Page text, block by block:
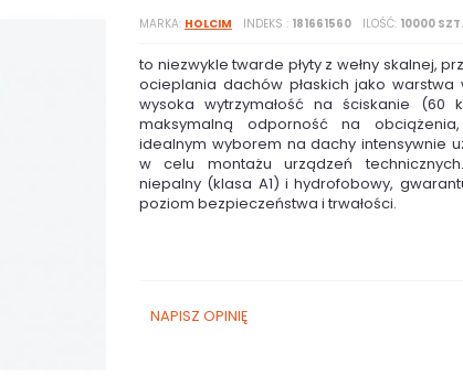
MARKA HOLCIM INDEKS 181661560 ILOŚĆ 10000 SZT.
to niezwykle twarde płyty z wełny skalnej,
ocieplania dachów płaskich jako warstwa
wysoka wytrzymałość na ściskanie (60
maksymalną odporność na
idealnym wyborem na dachy intensywnie
w celu montażu urządzeń
niepalny (klasa A1) i hydrofobowy,
poziom bezpieczeństwa i trwałości.
NAPISZ OPINIĘ